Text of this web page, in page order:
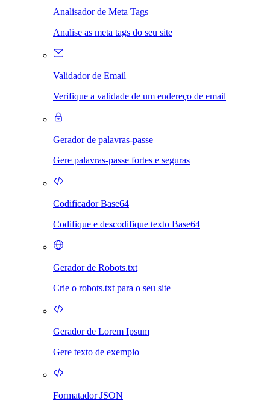
Analisador de Meta Tags
Analise as meta tags do seu site
Validador de Email
Verifique a validade de um endereço de email
Gerador de palavras-passe
Gere palavras-passe fortes e seguras
Codificador Base64
Codifique e descodifique texto Base64
Gerador de Robots.txt
Crie o robots.txt para o seu site
Gerador de Lorem Ipsum
Gere texto de exemplo
Formatador JSON